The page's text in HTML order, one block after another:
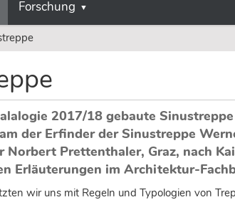
Forschung
2017/18 gebaute
der Erfinder der Sinustreppe
Norbert Prettenthaler, Graz, nach
Erläuterungen im Architektur-
wir uns mit Regeln und Typologien von